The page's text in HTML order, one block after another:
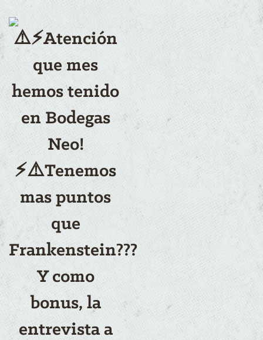
⚠️⚡Atención
que mes
hemos tenido
en Bodegas
Neo!
⚡⚠️Tenemos
mas puntos
que
Frankenstein???
Y como
bonus, la
entrevista a